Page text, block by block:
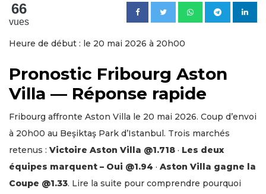
66
vues
Heure de début : le 20 mai 2026 à 20h00
Pronostic Fribourg Aston
Villa — Réponse rapide
Fribourg affronte Aston Villa le 20 mai 2026. Coup d’envoi
à 20h00 au Beşiktaş Park d’Istanbul. Trois marchés
retenus : Victoire Aston Villa @1.718 · Les deux
équipes marquent – Oui @1.94 · Aston Villa gagne la
Coupe @1.33. Lire la suite pour comprendre pourquoi